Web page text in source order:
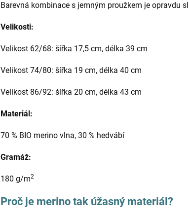
Barevná kombinace s jemným proužkem je opravdu
Velikosti:
Velikost 62/68: šířka 17,5 cm, délka 39 cm
Velikost 74/80: šířka 19 cm, délka 40 cm
Velikost 86/92: šířka 20 cm, délka 43 cm
Materiál:
70 % BIO merino vlna, 30 % hedvábí
Gramáž:
180 g/m2
Proč je merino tak úžasný materiál?